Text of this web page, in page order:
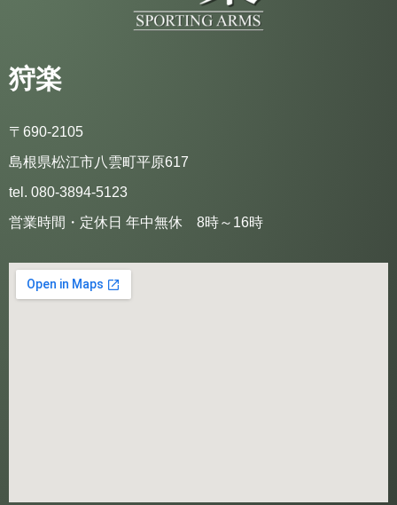
狩楽
〒690-2105
島根県松江市八雲町平原617
tel. 080-3894-5123
営業時間・定休日 年中無休 8時～16時